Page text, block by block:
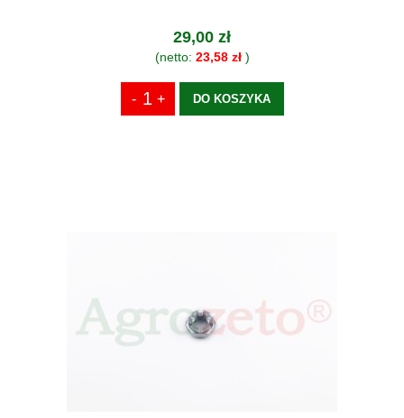
29,00 zł
(netto: 23,58 zł)
DO KOSZYKA